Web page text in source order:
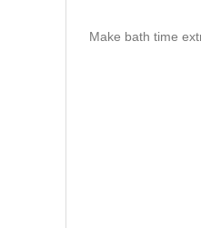
Make bath time